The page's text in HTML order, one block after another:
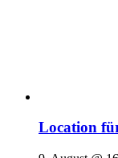
Location